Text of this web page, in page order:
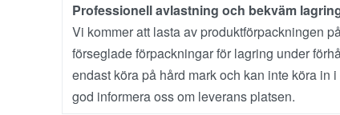
Professionell avlastning och bekväm
Vi kommer att lasta av produktförpackningen
förseglade förpackningar för lagring under
endast köra på hård mark och kan inte köra in
god informera oss om leverans platsen.